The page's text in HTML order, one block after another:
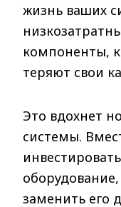
жизнь ваших
компоненты,
теряют свои
Это вдохнет
системы.
заменить его